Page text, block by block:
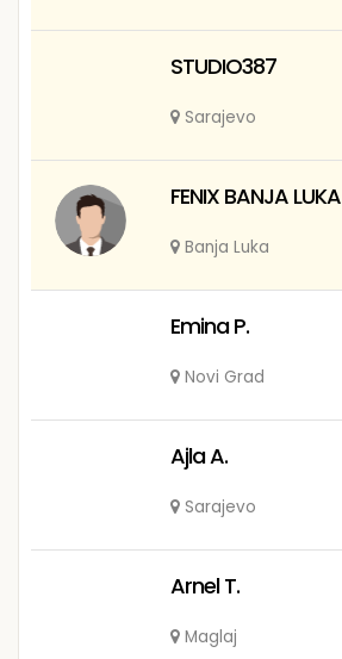
STUDIO387
Sarajevo
FENIX BANJA LUKA
Banja Luka
Emina P.
Novi Grad
Ajla A.
Sarajevo
Arnel T.
Maglaj